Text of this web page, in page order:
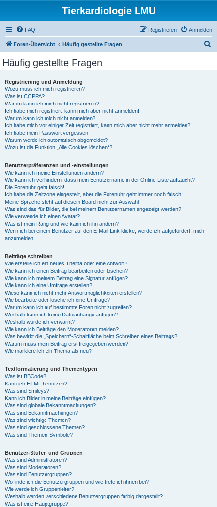
Tierkardiologie LMU
FAQ Anmelden
Registrieren
Foren-Übersicht Häufig gestellte Fragen
Häufig gestellte Fragen
Registrierung und Anmeldung
Wozu muss ich mich registrieren?
Was ist COPPA?
Warum kann ich mich nicht registrieren?
Ich habe mich registriert, kann mich aber nicht anmelden!
Warum kann ich mich nicht anmelden?
Ich habe mich vor einiger Zeit registriert, kann mich aber nicht mehr anmelden?!
Ich habe mein Passwort vergessen!
Warum werde ich automatisch abgemeldet?
Wozu ist die Funktion „Alle Cookies löschen“?
Benutzerpräferenzen und -einstellungen
Wie kann ich meine Einstellungen ändern?
Wie kann ich verhindern, dass mein Benutzername in der Online-Liste auftaucht?
Die Forenuhr geht falsch!
Ich habe die Zeitzone eingestellt, aber die Forenuhr geht immer noch falsch!
Meine Sprache steht auf diesem Board nicht zur Auswahl!
Was sind das für Bilder, die bei meinem Benutzernamen angezeigt werden?
Wie verwende ich einen Avatar?
Was ist mein Rang und wie kann ich ihn ändern?
Wenn ich bei einem Benutzer auf den E-Mail-Link klicke, werde ich aufgefordert, mich
anzumelden.
Beiträge schreiben
Wie erstelle ich ein neues Thema oder eine Antwort?
Wie kann ich einen Beitrag bearbeiten oder löschen?
Wie kann ich meinem Beitrag eine Signatur anfügen?
Wie kann ich eine Umfrage erstellen?
Wieso kann ich nicht mehr Antwortmöglichkeiten erstellen?
Wie bearbeite oder lösche ich eine Umfrage?
Warum kann ich auf bestimmte Foren nicht zugreifen?
Weshalb kann ich keine Dateianhänge anfügen?
Weshalb wurde ich verwarnt?
Wie kann ich Beiträge den Moderatoren melden?
Was bewirkt die „Speichern“-Schaltfläche beim Schreiben eines Beitrags?
Warum muss mein Beitrag erst freigegeben werden?
Wie markiere ich ein Thema als neu?
Textformatierung und Thementypen
Was ist BBCode?
Kann ich HTML benutzen?
Was sind Smileys?
Kann ich Bilder in meine Beiträge einfügen?
Was sind globale Bekanntmachungen?
Was sind Bekanntmachungen?
Was sind wichtige Themen?
Was sind geschlossene Themen?
Was sind Themen-Symbole?
Benutzer-Stufen und Gruppen
Was sind Administratoren?
Was sind Moderatoren?
Was sind Benutzergruppen?
Wo finde ich die Benutzergruppen und wie trete ich ihnen bei?
Wie werde ich Gruppenleiter?
Weshalb werden verschiedene Benutzergruppen farbig dargestellt?
Was ist eine Hauptgruppe?